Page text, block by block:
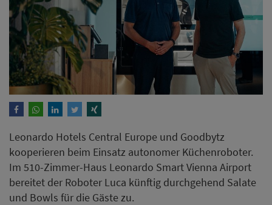
Leonardo Hotels Central Europe und Goodbytz
kooperieren beim Einsatz autonomer Küchenroboter.
Im 510-Zimmer-Haus Leonardo Smart Vienna Airport
bereitet der Roboter Luca künftig durchgehend Salate
und Bowls für die Gäste zu.